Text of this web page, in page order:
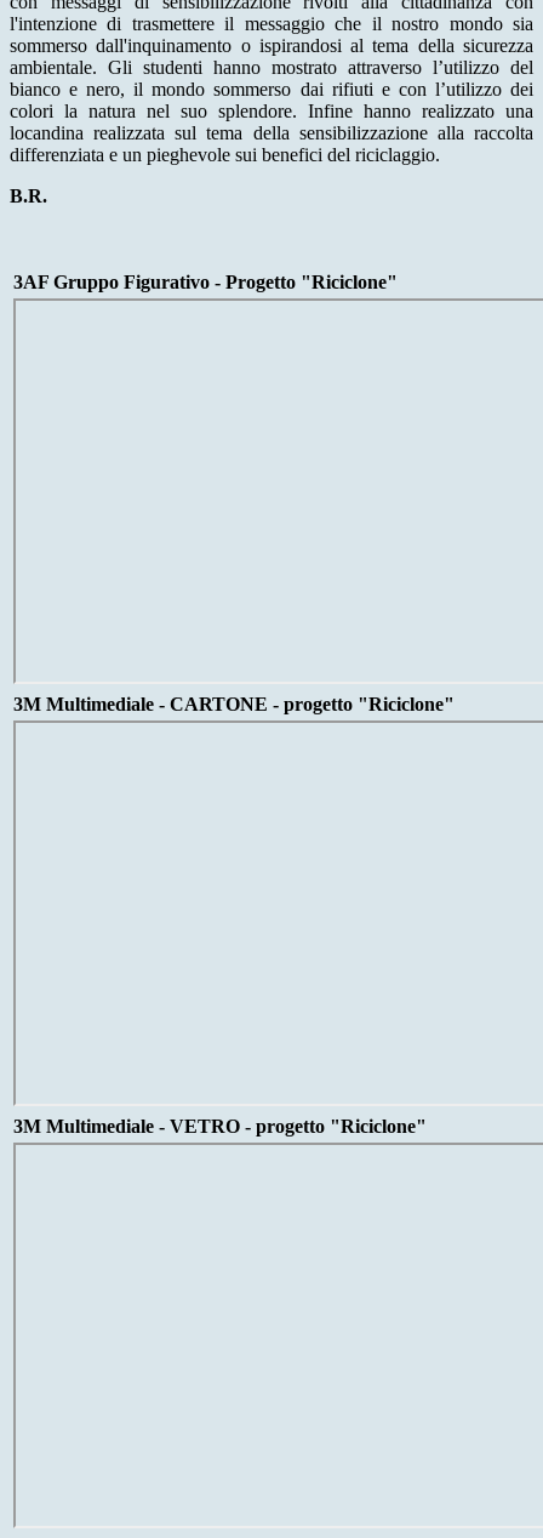
l'intenzione di trasmettere il messaggio che il nostro mondo sia
sommerso dall'inquinamento o ispirandosi al tema della sicurezza
ambientale. Gli studenti hanno mostrato attraverso l’utilizzo del
bianco e nero, il mondo sommerso dai rifiuti e con l’utilizzo dei
colori la natura nel suo splendore. Infine hanno realizzato una
locandina realizzata sul tema della sensibilizzazione alla raccolta
differenziata e un pieghevole sui benefici del riciclaggio.
B.R.
3AF Gruppo Figurativo - Progetto "Riciclone"
3M Multimediale - CARTONE - progetto "Riciclone"
3M Multimediale - VETRO - progetto "Riciclone"